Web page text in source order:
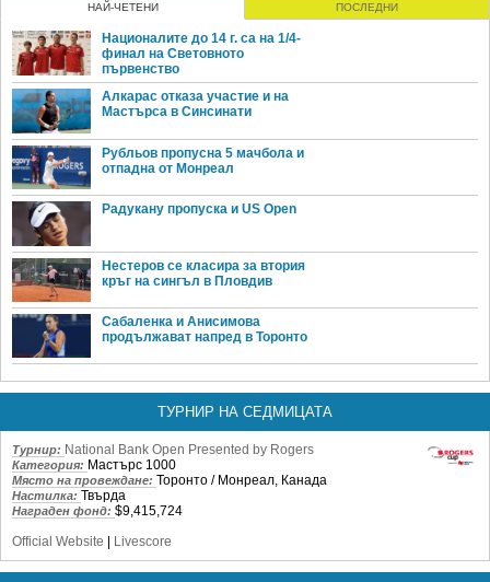
НАЙ-ЧЕТЕНИ ПОСЛЕДНИ
Националите до 14 г. са на 1/4-
финал на Световното
първенство
Алкарас отказа участие и на
Мастърса в Синсинати
Рубльов пропусна 5 мачбола и
отпадна от Монреал
Радукану пропуска и US Open
Нестеров се класира за втория
кръг на сингъл в Пловдив
Сабаленка и Анисимова
продължават напред в Торонто
ТУРНИР НА СЕДМИЦАТА
Турнир: National Bank Open Presented by Rogers
Категория: Мастърс 1000
Място на провеждане: Торонто / Монреал, Канада
Настилка: Твърда
Награден фонд: $9,415,724
Official Website
Livescore